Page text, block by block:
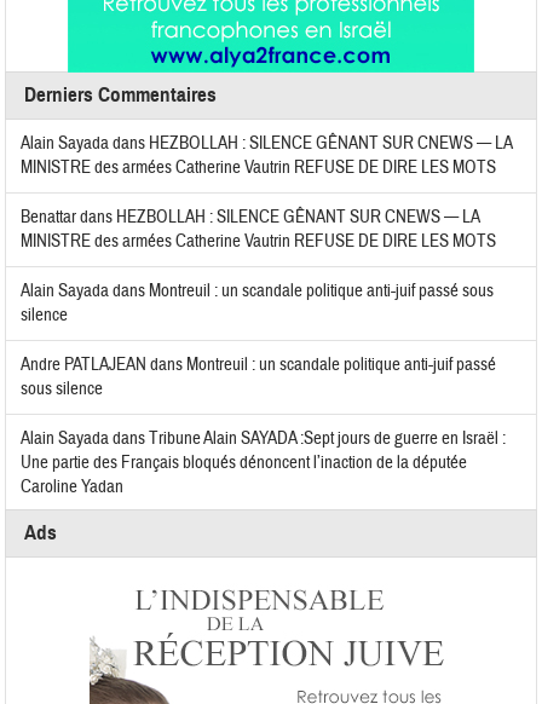
Derniers Commentaires
Alain Sayadadans HEZBOLLAH : SILENCE GÊNANT SUR CNEWS — LA
MINISTRE des armées Catherine Vautrin REFUSE DE DIRE LES MOTS
Benattardans HEZBOLLAH : SILENCE GÊNANT SUR CNEWS — LA
MINISTRE des armées Catherine Vautrin REFUSE DE DIRE LES MOTS
Alain Sayadadans Montreuil : un scandale politique anti-juif passé sous
silence
Andre PATLAJEAN dans Montreuil : un scandale politique anti-juif passé
sous silence
Alain SayadadansTribune Alain SAYADA :Sept jours de guerre en Israël :
Une partie des Français bloqués dénoncent l’inaction de la députée
Caroline Yadan
Ads